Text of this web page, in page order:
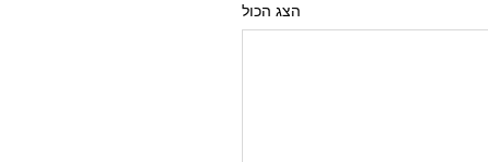
הצג הכול